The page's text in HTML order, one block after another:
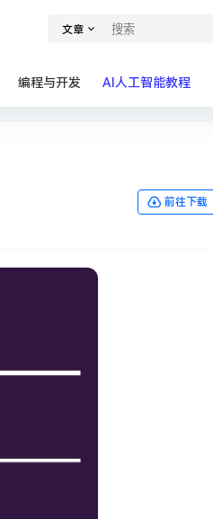
文章
编程与开发 AI人工智能教程
前往下载